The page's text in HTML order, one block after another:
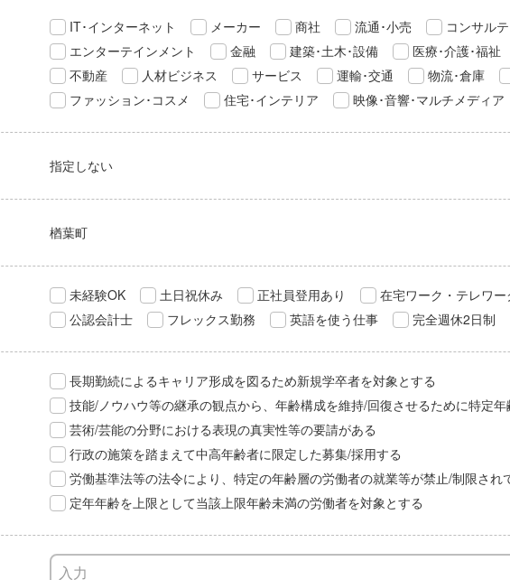
IT･インターネット メーカー 商社 流通･小売
コンサル
エンターテインメント
金融 建築･土木･設備
医療･介護･福祉
不動産
人材ビジネス サービス 運輸･交通
物流･倉庫
ファッション･コスメ
住宅･インテリア 映像･音響･マルチメディア
指定しない
楢葉町
未経験OK 土日祝休み 正社員登用あり
在宅ワーク・テレワー
公認会計士
フレックス勤務 英語を使う仕事 完全週休2日制
長期勤続によるキャリア形成を図るため新規学卒者を対象とする
技能/ノウハウ等の継承の観点から、年齢構成を維持/回復させるために特定
芸術/芸能の分野における表現の真実性等の要請がある
行政の施策を踏まえて中高年齢者に限定した募集/採用する
労働基準法等の法令により、特定の年齢層の労働者の就業等が禁止/制限され
定年年齢を上限として当該上限年齢未満の労働者を対象とする